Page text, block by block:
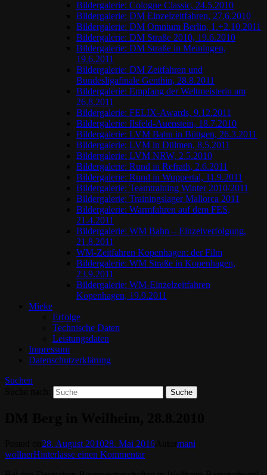
Bildergalerie: Cologne Classic, 24.5.2010
Bildergalerie: DM Einzelzeitfahren, 27.6.2010
Bildergalerie: DM Omnium Berlin, 1.+2.10.2011
Bildergalerie: DM Straße 2010, 19.6.2010
Bildergalerie: DM Straße in Meiningen,
19.6.2011
Bildergalerie: DM Zeitfahren und
Bundesligafinale Genthin, 28.8.2011
Bildergalerie: Empfang der Weltmeisterin am
26.8.2011
Bildergalerie: FELIX-Awards, 9.12.2011
Bildergalerie: Ilsfeld-Auenstein, 18.7.2010
Bildergalerie: LVM Bahn in Büttgen, 26.3.2011
Bildergalerie: LVM in Dülmen, 8.5.2011
Bildergalerie: LVM NRW, 2.5.2010
Bildergalerie: Rund in Refrath, 2.6.2011
Bildergalerie: Rund in Wuppertal, 11.9.2011
Bildergalerie: Teamtraining Winter 2010/2011
Bildergalerie: Trainingslager Mallorca 2011
Bildergalerie: Warmfahren auf dem FES,
21.4.2011
Bildergalerie: WM Bahn – Einzelverfolgung,
21.8.2011
WM-Zeitfahren Kopenhagen: der Film
Bildergalerie: WM Straße in Kopenhagen,
23.9.2011
Bildergalerie: WM-Einzelzeitfahren
Kopenhagen, 19.9.2011
Mieke
Erfolge
Technische Daten
Leistungsdaten
Impressum
Datenschutzerklärung
Suchen
28. August 201028. Mai 2016
mani
wollnerHinterlasse einen Kommentar